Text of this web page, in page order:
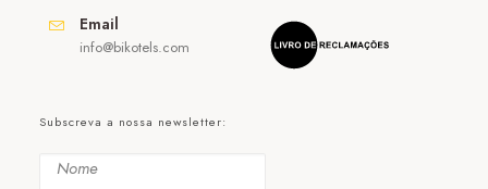
Email
info@bikotels.com
Subscreva a nossa newsletter: